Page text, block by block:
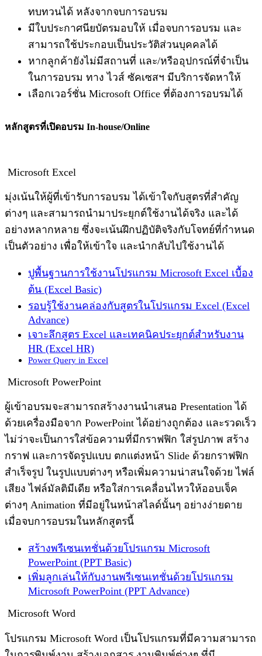
ทบทวนได้ หลังจากจบการอบรม
มีใบประกาศนียบัตรมอบให้ เมื่อจบการอบรม และ
สามารถใช้ประกอบเป็นประวัติส่วนบุคคลได้
หากลูกค้ายังไม่มีสถานที่ และ/หรืออุปกรณ์ที่จำเป็น
ในการอบรม ทาง ไวส์ ซัคเซสฯ มีบริการจัดหาให้
เลือกเวอร์ชั่น Microsoft Office ที่ต้องการอบรมได้
หลักสูตรที่เปิดอบรม In-house/Online
Microsoft Excel
มุ่งเน้นให้ผู้ที่เข้ารับการอบรม ได้เข้าใจกับสูตรที่สำคัญ
ต่างๆ และสามารถนำมาประยุกต์ใช้งานได้จริง และได้
อย่างหลากหลาย ซึ่งจะเน้นฝึกปฏิบัติจริงกับโจทย์ที่กำหนด
เป็นตัวอย่าง เพื่อให้เข้าใจ และนำกลับไปใช้งานได้
ปูพื้นฐานการใช้งานโปรแกรม Microsoft Excel เบื้อง
ต้น (Excel Basic)
รอบรู้ใช้งานคล่องกับสูตรในโปรแกรม Excel (Excel
Advance)
เจาะลึกสูตร Excel และเทคนิคประยุกต์สำหรับงาน
HR (Excel HR)
Power Query in Excel
Microsoft PowerPoint
ผู้เข้าอบรมจะสามารถสร้างงานนำเสนอ Presentation ได้
ด้วยเครื่องมือจาก PowerPoint ได้อย่างถูกต้อง และรวดเร็ว
ไม่ว่าจะเป็นการใส่ข้อความที่มีกราฟฟิก ใส่รูปภาพ สร้าง
กราฟ และการจัดรูปแบบ ตกแต่งหน้า Slide ด้วยกราฟฟิก
สำเร็จรูป ในรูปแบบต่างๆ หรือเพิ่มความน่าสนใจด้วย ไฟล์
เสียง ไฟล์มัลติมีเดีย หรือใส่การเคลื่อนไหวให้ออบเจ็ค
ต่างๆ Animation ที่มีอยู่ในหน้าสไลด์นั้นๆ อย่างง่ายดาย
เมื่อจบการอบรมในหลักสูตรนี้
สร้างพรีเซนเทชั่นด้วยโปรแกรม Microsoft
PowerPoint (PPT Basic)
เพิ่มลูกเล่นให้กับงานพรีเซนเทชั่นด้วยโปรแกรม
Microsoft PowerPoint (PPT Advance)
Microsoft Word
โปรแกรม Microsoft Word เป็นโปรแกรมที่มีความสามารถ